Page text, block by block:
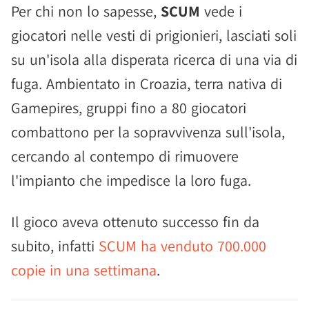
Per chi non lo sapesse, SCUM vede i
giocatori nelle vesti di prigionieri, lasciati soli
su un'isola alla disperata ricerca di una via di
fuga. Ambientato in Croazia, terra nativa di
Gamepires, gruppi fino a 80 giocatori
combattono per la sopravvivenza sull'isola,
cercando al contempo di rimuovere
l'impianto che impedisce la loro fuga.
Il gioco aveva ottenuto successo fin da
subito, infatti SCUM ha venduto 700.000
copie in una settimana.